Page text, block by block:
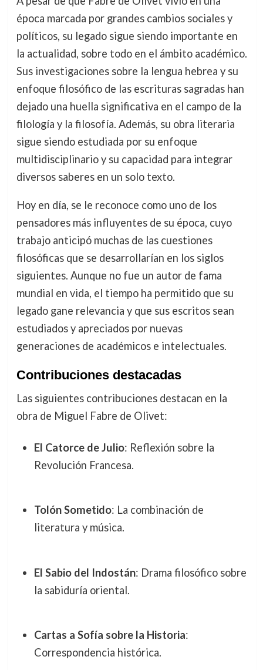
época marcada por grandes cambios sociales y
políticos, su legado sigue siendo importante en
la actualidad, sobre todo en el ámbito académico.
Sus investigaciones sobre la lengua hebrea y su
enfoque filosófico de las escrituras sagradas han
dejado una huella significativa en el campo de la
filología y la filosofía. Además, su obra literaria
sigue siendo estudiada por su enfoque
multidisciplinario y su capacidad para integrar
diversos saberes en un solo texto.
Hoy en día, se le reconoce como uno de los
pensadores más influyentes de su época, cuyo
trabajo anticipó muchas de las cuestiones
filosóficas que se desarrollarían en los siglos
siguientes. Aunque no fue un autor de fama
mundial en vida, el tiempo ha permitido que su
legado gane relevancia y que sus escritos sean
estudiados y apreciados por nuevas
generaciones de académicos e intelectuales.
Contribuciones destacadas
Las siguientes contribuciones destacan en la
obra de Miguel Fabre de Olivet:
El Catorce de Julio: Reflexión sobre la
Revolución Francesa.
Tolón Sometido: La combinación de
literatura y música.
El Sabio del Indostán: Drama filosófico sobre
la sabiduría oriental.
Cartas a Sofía sobre la Historia:
Correspondencia histórica.